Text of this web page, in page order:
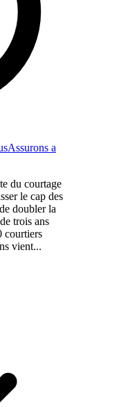
a
du courtage
le cap des
doubler la
trois ans
courtiers
vient...